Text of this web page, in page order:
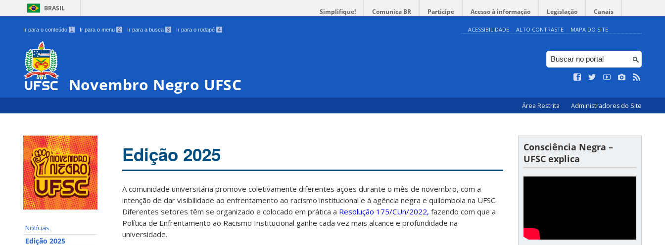
BRASIL Simplifique! Comunica BR Participe Acesso à informação Legislação Canais
Ir para o conteúdo 1 Ir para o menu 2 Ir para a busca 3 Ir para o rodapé 4 ACESSIBILIDADE ALTO CONTRASTE MAPA DO SITE
Novembro Negro UFSC
Área Restrita Administradores do Site
Notícias
Edição 2025
Edição 2025
A comunidade universitária promove coletivamente diferentes ações durante o mês de novembro, com a
intenção de dar visibilidade ao enfrentamento ao racismo institucional e à agência negra e quilombola na UFSC.
Diferentes setores têm se organizado e colocado em prática a Resolução 175/CUn/2022, fazendo com que a
Política de Enfrentamento ao Racismo Institucional ganhe cada vez mais alcance e profundidade na
universidade.
Consciência Negra –
UFSC explica